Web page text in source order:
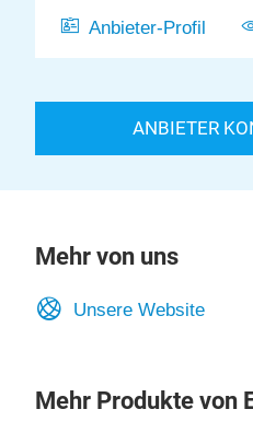
Anbieter-Profil
ANBIETER
Mehr von uns
Unsere Website
Mehr Produkte von